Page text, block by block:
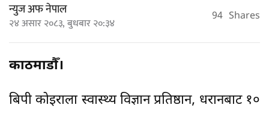
न्युज अफ नेपाल
२४ असार २०८३, बुधबार २०:३४ 94 Shares
काठमाडौँ।
बिपी कोइराला स्वास्थ्य विज्ञान प्रतिष्ठान, धरानबाट १०